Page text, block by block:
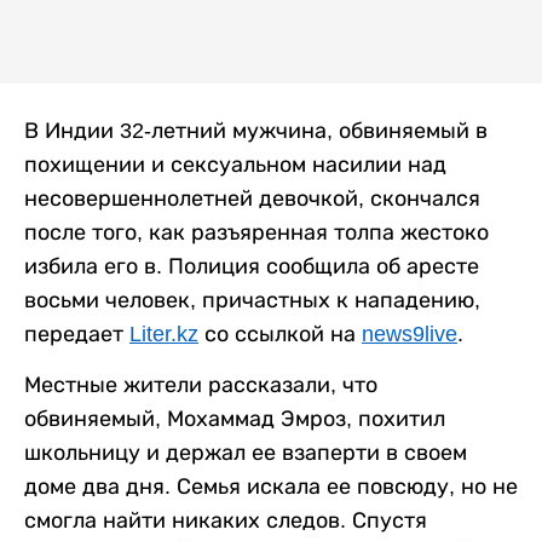
В Индии 32-летний мужчина, обвиняемый в
похищении и сексуальном насилии над
несовершеннолетней девочкой, скончался
после того, как разъяренная толпа жестоко
избила его в. Полиция сообщила об аресте
восьми человек, причастных к нападению,
передает Liter.kz со ссылкой на news9live.
Местные жители рассказали, что
обвиняемый, Мохаммад Эмроз, похитил
школьницу и держал ее взаперти в своем
доме два дня. Семья искала ее повсюду, но не
смогла найти никаких следов. Спустя